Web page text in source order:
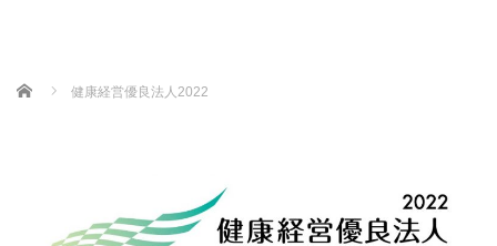
Home 健康経営優良法人2022